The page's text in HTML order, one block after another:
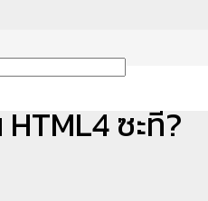
HTML5 จะ
ซะที?